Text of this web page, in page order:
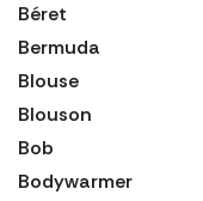
Béret
Bermuda
Blouse
Blouson
Bob
Bodywarmer